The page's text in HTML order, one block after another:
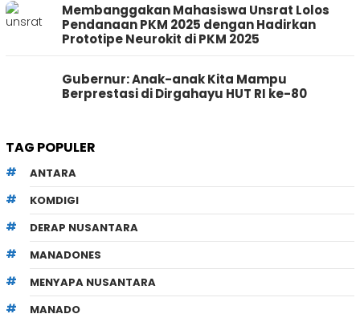
Membanggakan Mahasiswa Unsrat Lolos
Pendanaan PKM 2025 dengan Hadirkan
Prototipe Neurokit di PKM 2025
Gubernur: Anak-anak Kita Mampu
Berprestasi di Dirgahayu HUT RI ke-80
TAG POPULER
ANTARA
KOMDIGI
DERAP NUSANTARA
MANADONES
MENYAPA NUSANTARA
MANADO